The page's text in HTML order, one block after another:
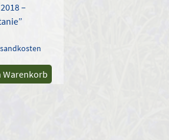
–
Warenkorb